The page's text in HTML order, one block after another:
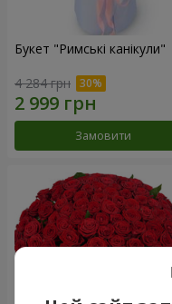
Букет "Римські канікули"
4 284 грн
Замовити